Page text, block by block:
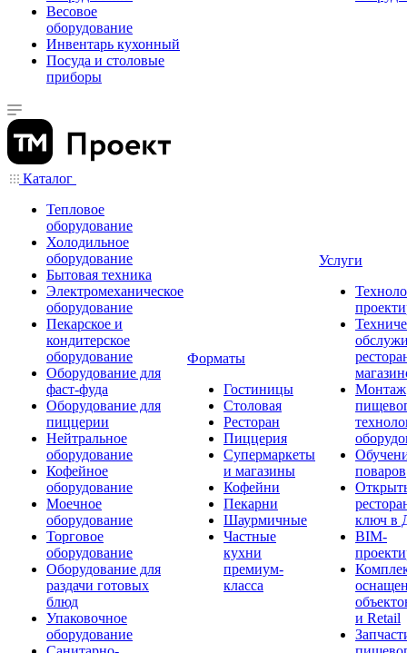
Весовое
оборудование
Инвентарь кухонный
Посуда и столовые
приборы
Каталог
Тепловое
оборудование
Холодильное
оборудование
Бытовая техника
Электромеханическое
оборудование
Пекарское и
кондитерское
оборудование
Оборудование для
фаст-фуда
Оборудование для
пиццерии
Нейтральное
оборудование
Кофейное
оборудование
Моечное
оборудование
Торговое
оборудование
Оборудование для
раздачи готовых
блюд
Упаковочное
оборудование
Форматы
Гостиницы
Столовая
Ресторан
Пиццерия
Супермаркеты
и магазины
Кофейни
Пекарни
Шаурмичные
Частные
кухни
премиум-
класса
Услуги
Монтаж
поваров
ключ в
BIM-
и Retail